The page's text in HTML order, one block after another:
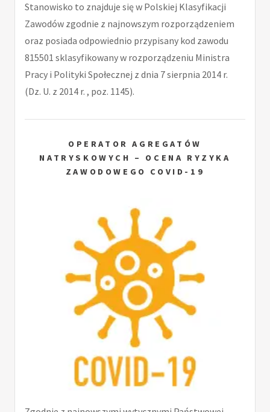
Stanowisko to znajduje się w Polskiej Klasyfikacji
Zawodów zgodnie z najnowszym rozporządzeniem
oraz posiada odpowiednio przypisany kod zawodu
815501 sklasyfikowany w rozporządzeniu Ministra
Pracy i Polityki Społecznej z dnia 7 sierpnia 2014 r.
(Dz. U. z 2014 r. , poz. 1145).
OPERATOR AGREGATÓW
NATRYSKOWYCH – OCENA RYZYKA
ZAWODOWEGO COVID-19